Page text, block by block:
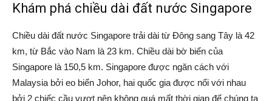
Khám phá chiều dài đất nước Singapore
Chiều dài đất nước Singapore trải dài từ Đông sang Tây là 42
km, từ Bắc vào Nam là 23 km. Chiều dài bờ biển của
Singapore là 150,5 km. Singapore được ngăn cách với
Malaysia bởi eo biển Johor, hai quốc gia được nối với nhau
bởi 2 chiếc cầu vượt nên không quá mất thời gian để chúng ta